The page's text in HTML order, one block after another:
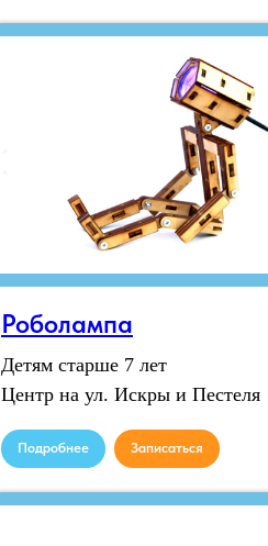
Роболампа
Детям старше 7 лет
Центр на ул. Искры и Пестеля
Подробнее Записаться